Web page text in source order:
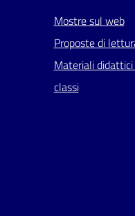
Mostre sul web
Proposte di
Materiali
classi